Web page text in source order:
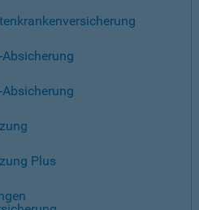
Plus